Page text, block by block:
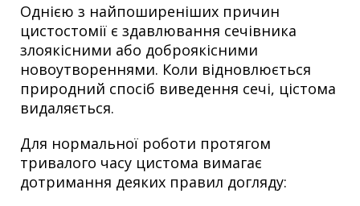
Однією з найпоширеніших причин
цистостомії є здавлювання сечівника
злоякісними або доброякісними
новоутвореннями. Коли відновлюється
природний спосіб виведення сечі, цістома
видаляється.
Для нормальної роботи протягом
тривалого часу цистома вимагає
дотримання деяких правил догляду: